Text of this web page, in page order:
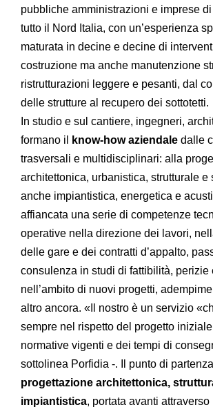
pubbliche amministrazioni e imprese
tutto il Nord Italia, con un’esperienza
maturata in decine e decine di
costruzione ma anche manutenzione
ristrutturazioni leggere e pesanti, dal
delle strutture al recupero dei sottotetti.
In studio e sul cantiere, ingegneri,
formano il
know-how aziendale dalle
trasversali e multidisciplinari: alla
architettonica, urbanistica, strutturale e
anche impiantistica, energetica e
affiancata una serie di competenze
operative nella direzione dei lavori,
delle gare e dei contratti d’appalto,
consulenza in studi di fattibilità, perizie
nell’ambito di nuovi progetti,
altro ancora. «Il nostro è un servizio
sempre nel rispetto del progetto
normative vigenti e dei tempi di
sottolinea Porfidia -. Il punto di
progettazione architettonica,
impiantistica, portata avanti attraverso